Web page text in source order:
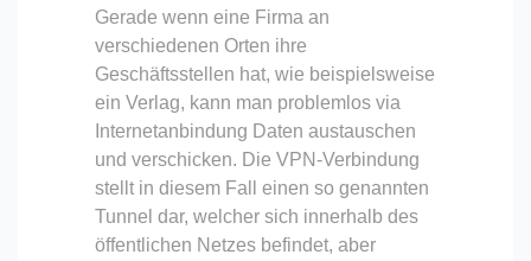
Gerade wenn eine Firma an
verschiedenen Orten ihre
Geschäftsstellen hat, wie beispielsweise
ein Verlag, kann man problemlos via
Internetanbindung Daten austauschen
und verschicken. Die VPN-Verbindung
stellt in diesem Fall einen so genannten
Tunnel dar, welcher sich innerhalb des
öffentlichen Netzes befindet, aber